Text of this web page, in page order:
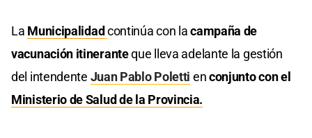
La Municipalidadcontinúa con lacampaña de
vacunación itineranteque lleva adelante la gestión
del intendente Juan Pablo Poletti enconjunto con el
Ministerio de Salud de la Provincia.